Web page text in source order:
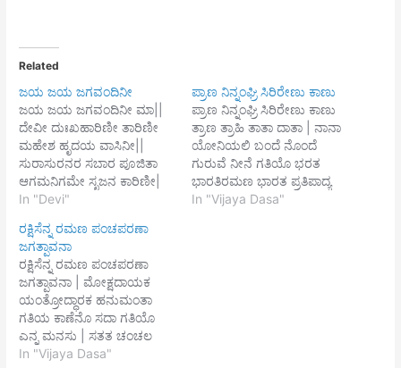
Related
ಜಯ ಜಯ ಜಗವಂದಿನೀ
ಜಯ ಜಯ ಜಗವಂದಿನೀ ಮಾ||
ದೇವೀ ದುಃಖಹಾರಿಣೀ ತಾರಿಣೀ
ಮಹೇಶ ಹೃದಯ ವಾಸಿನೀ||
ಸುರಾಸುರನರ ಸಬಾರ ಪೂಜಿತಾ
ಆಗಮನಿಗಮೇ ಸೃಜನ ಕಾರಿಣೀ|
ಜ್ಞಾನದಾ ವರದಾ ಸುಖದಾ
ಜಯಪರಾಯಣೀ|| ಭೈರವೀ
ಭವಾನೀ ನಗೇಂದ್ರನಂದಿನೀ
ನಾಗನಾಗಪಾಶಾ ಘೋರನಿನಾದಿನೀ|
ಜ್ಞಾನೇಂದ್ರ ಉಪೇಂದ್ರ
ಯೋಗೇಂದ್ರಾದಿ ಕೊತೊ ಚರಣೇ
ಪಡಿಯಾ ದಿವಸ ರಜನೀ||
ಗುರುಮುಖೇ ಶುನಿ ತುಮಿ ಮಾ
ಭವಾನೀ ಆದ್ಯಾಶಕ್ತಿ ಶಿವೇ ಸಬಾರ
In "Devi"
ಪ್ರಾಣ ನಿನ್ನಂಘ್ರಿ ಸಿರಿರೇಣು ಕಾಣು
ಪ್ರಾಣ ನಿನ್ನಂಘ್ರಿ ಸಿರಿರೇಣು ಕಾಣು
ತ್ರಾಣ ತ್ರಾಹಿ ತಾತಾ ದಾತಾ | ನಾನಾ
ಯೋನಿಯಲಿ ಬಂದೆ ನೊಂದೆ
ಗುರುವೆ ನೀನೆ ಗತಿಯೊ ಭರತ
ಭಾರತಿರಮಣ ಭಾರತ ಪ್ರತಿಪಾದ್ಯ
ಭರತ ಕುಲೋತ್ತಮ ಭವ್ಯ
In "Vijaya Dasa"
ರಕ್ಷಿಸೆನ್ನ ರಮಣ ಪಂಚಪರಣಾ
ಜಗತ್ಪಾವನಾ
ರಕ್ಷಿಸೆನ್ನ ರಮಣ ಪಂಚಪರಣಾ
ಜಗತ್ಪಾವನಾ | ಮೋಕ್ಷದಾಯಕ
ಯಂತ್ರೋದ್ಧಾರಕ ಹನುಮಂತಾ
ಗತಿಯ ಕಾಣೆನೊ ಸದಾ ಗತಿಯೊ
ಎನ್ನ ಮನಸು | ಸತತ ಚಂಚಲ
ದೂರ ಸ್ಥಿತಿಗೆ ಎರಗಿದೆ ಸು | ಕೃತವೆಲ್ಲ
In "Vijaya Dasa"